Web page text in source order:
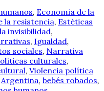
, Economía de la
la resistencia, Estéticas
invisibilidad,
, Igualdad,
sociales, Narrativa
culturales,
, Violencia política
Argentina,bebés robados,